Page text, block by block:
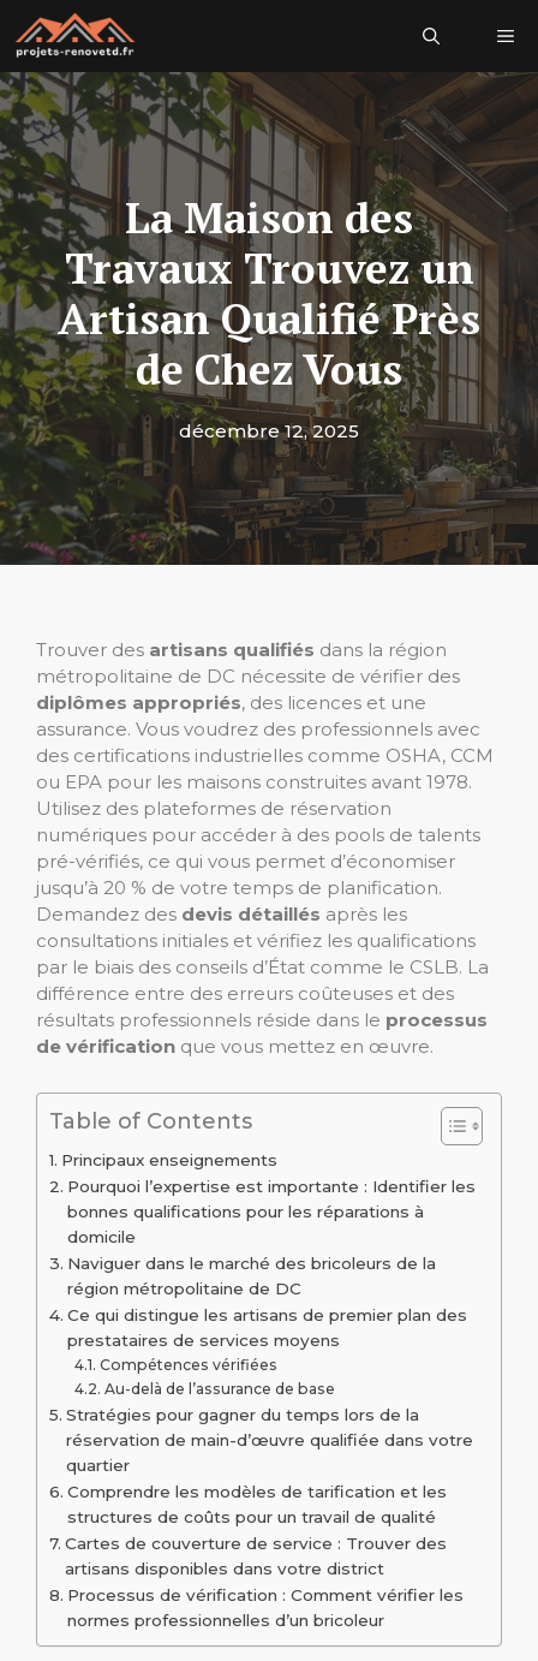
Aller
au
contenu
La Maison des
Travaux Trouvez un
Artisan Qualifié Près
de Chez Vous
décembre 12, 2025
Trouver des artisans qualifiés dans la région
métropolitaine de DC nécessite de vérifier des
diplômes appropriés, des licences et une
assurance. Vous voudrez des professionnels avec
des certifications industrielles comme OSHA, CCM
ou EPA pour les maisons construites avant 1978.
Utilisez des plateformes de réservation
numériques pour accéder à des pools de talents
pré-vérifiés, ce qui vous permet d’économiser
jusqu’à 20 % de votre temps de planification.
Demandez des devis détaillés après les
consultations initiales et vérifiez les qualifications
par le biais des conseils d’État comme le CSLB. La
différence entre des erreurs coûteuses et des
résultats professionnels réside dans le processus
de vérification que vous mettez en œuvre.
Table of Contents
Principaux enseignements
Pourquoi l’expertise est importante : Identifier les
bonnes qualifications pour les réparations à
domicile
Naviguer dans le marché des bricoleurs de la
région métropolitaine de DC
Ce qui distingue les artisans de premier plan des
prestataires de services moyens
Compétences vérifiées
Au-delà de l’assurance de base
Stratégies pour gagner du temps lors de la
réservation de main-d’œuvre qualifiée dans votre
quartier
Comprendre les modèles de tarification et les
structures de coûts pour un travail de qualité
Cartes de couverture de service : Trouver des
artisans disponibles dans votre district
Processus de vérification : Comment vérifier les
normes professionnelles d’un bricoleur